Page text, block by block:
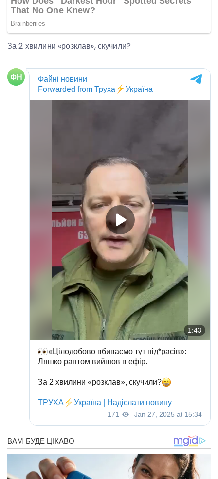
За 2 хвилини «розклав», скучили?